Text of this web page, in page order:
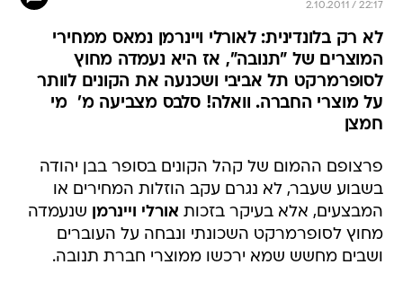
2.10.2011 / 22:17
לא רק בלונדינית: לאורלי ויינרמן נמאס ממחירי
המוצרים של "תנובה", אז היא נעמדה מחוץ
לסופרמרקט תל אביבי ושכנעה את הקונים לוותר
על מוצרי החברה. וואלה! סלבס מצביעה מ'  מי
חמצן
פרצופם ההמום של קהל הקונים בסופר בבן יהודה
בשבוע שעבר, לא נגרם עקב הוזלות המחירים או
המבצעים, אלא בעיקר בזכות אורלי ויינרמן שנעמדה
מחוץ לסופרמרקט השכונתי ונבחה על העוברים
ושבים מחשש שמא ירכשו ממוצרי חברת תנובה.